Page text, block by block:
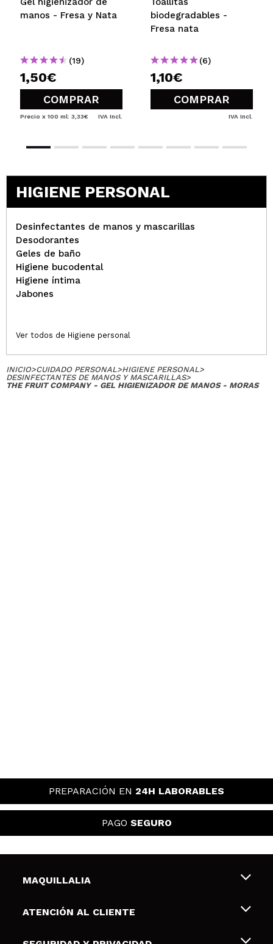
manos - Fresa y Nata
(19)
1,50€
COMPRAR
Precio x 100 ml: 3,33€ IVA Incl.
biodegradables -
Fresa nata
(6)
1,10€
COMPRAR
IVA Incl.
HIGIENE PERSONAL
Desinfectantes de manos y mascarillas
Desodorantes
Geles de baño
Higiene bucodental
Higiene íntima
Jabones
Ver todos de Higiene personal
INICIO>CUIDADO PERSONAL>HIGIENE PERSONAL>
DESINFECTANTES DE MANOS Y MASCARILLAS>
THE FRUIT COMPANY - GEL HIGIENIZADOR DE MANOS - MORAS
PREPARACIÓN EN 24H LABORABLES
PAGO SEGURO
MAQUILLALIA
Sobre nosotros
ATENCIÓN AL CLIENTE
Envíos y devoluciones